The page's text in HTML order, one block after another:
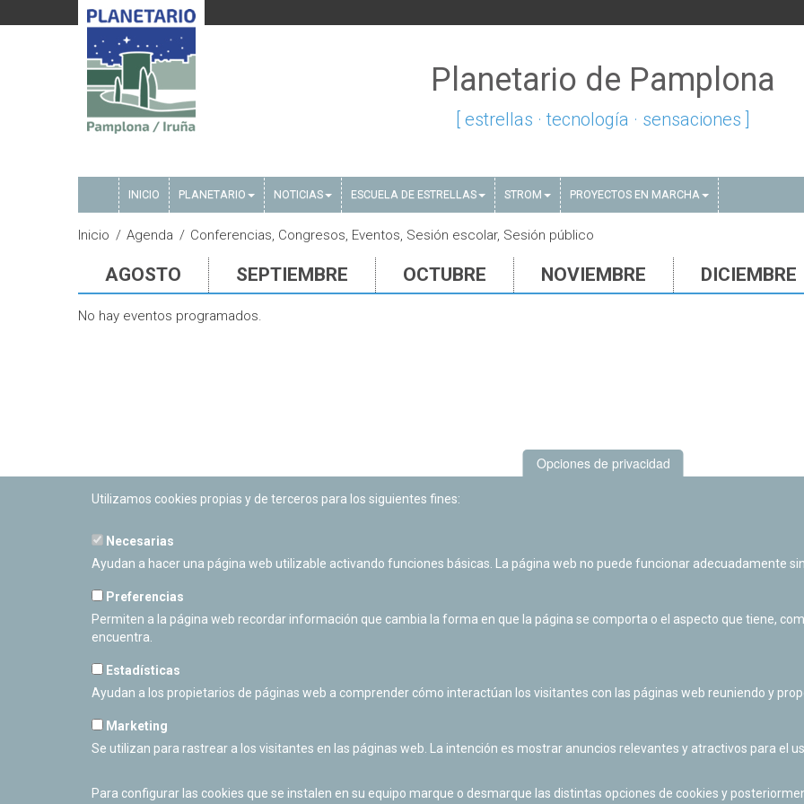
Planetario de Pamplona
[ estrellas · tecnología · sensaciones ]
INICIO PLANETARIO NOTICIAS ESCUELA DE ESTRELLAS STROM PROYECTOS EN MARCHA
Inicio Agenda Conferencias, Congresos, Eventos, Sesión escolar, Sesión público
AGOSTO SEPTIEMBRE OCTUBRE NOVIEMBRE DICIEMBRE
No hay eventos programados.
PLANETARIO DE PAMPLONA
Calle Sancho RamÃ­rez, s/n
Cerrado Temporalmente
Opciones de privacidad
Utilizamos cookies propias y de terceros para los siguientes fines:
Necesarias
Ayudan a hacer una página web utilizable activando funciones básicas. La página web no puede funcionar adecuadamente
Preferencias
Permiten a la página web recordar información que cambia la forma en que la página se comporta o el aspecto que tiene,
encuentra.
Estadísticas
Ayudan a los propietarios de páginas web a comprender cómo interactúan los visitantes con las páginas web reuniendo y
Marketing
Se utilizan para rastrear a los visitantes en las páginas web. La intención es mostrar anuncios relevantes y atractivos para el
Para configurar las cookies que se instalen en su equipo marque o desmarque las distintas opciones de cookies y